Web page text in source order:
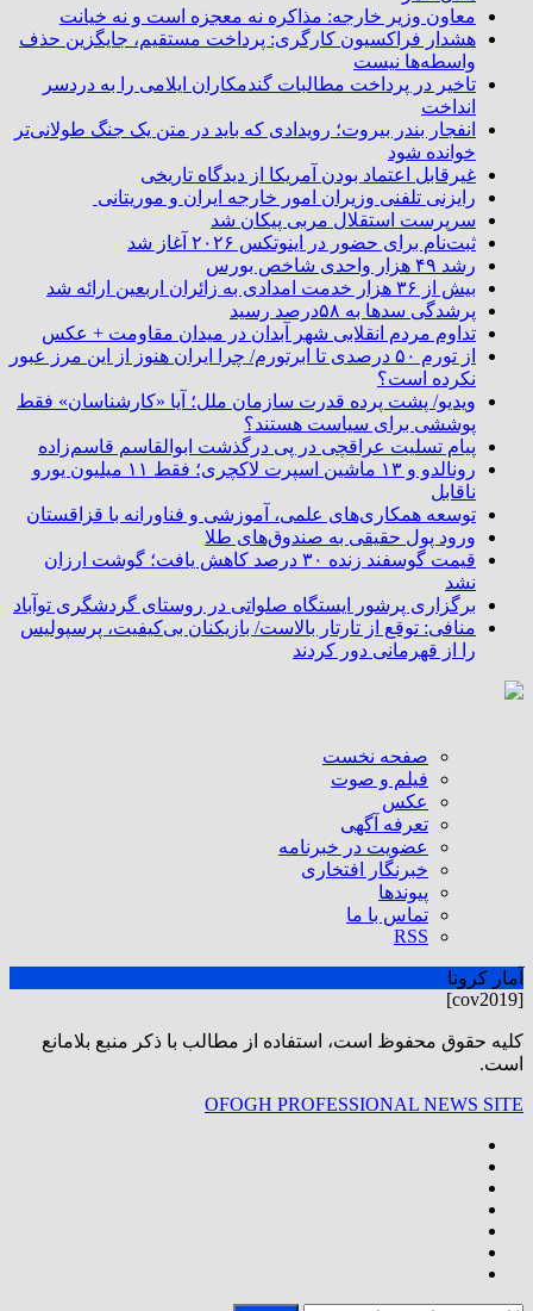
معاون وزیر خارجه: مذاکره نه معجزه است و نه خیانت
هشدار فراکسیون کارگری: پرداخت مستقیم، جایگزین حذف
واسطه‌ها نیست
تاخیر در پرداخت مطالبات گندمکاران ایلامی را به دردسر
انداخت
انفجار بندر بیروت؛ رویدادی که باید در متن یک جنگ طولانی‌تر
خوانده شود
غیرقابل اعتماد بودن آمریکا از دیدگاه تاریخی
رایزنی تلفنی وزیران امور خارجه ایران و موریتانی
سرپرست استقلال مربی پیکان شد
ثبت‌نام برای حضور در اینوتکس ۲۰۲۶ آغاز شد
رشد ۴۹ هزار واحدی شاخص بورس
بیش از ۳۶ هزار خدمت امدادی به زائران اربعین ارائه شد
پرشدگی سدها به ۵۸درصد رسید
تداوم مردم انقلابی شهر آبدان در میدان مقاومت + عکس
از تورم ۵۰ درصدی تا ابرتورم/ چرا ایران هنوز از این مرز عبور
نکرده است؟
ویدیو/ پشت پرده قدرت سازمان ملل؛ آیا «کارشناسان» فقط
پوششی برای سیاست هستند؟
پیام تسلیت عراقچی در پی درگذشت ابوالقاسم قاسم‌زاده
رونالدو و ۱۳ ماشین اسپرت لاکچری؛ فقط ۱۱ میلیون یورو
ناقابل
توسعه همکاری‌های علمی، آموزشی و فناورانه با قزاقستان
ورود پول حقیقی به صندوق‌های طلا
قیمت گوسفند زنده ۳۰ درصد کاهش یافت؛ گوشت ارزان
نشد
برگزاری پرشور ایستگاه صلواتی در روستای گردشگری توآباد
منافی: توقع از تارتار بالاست/ بازیکنان بی‌کیفیت، پرسپولیس
را از قهرمانی دور کردند
صفحه نخست
فیلم و صوت
عکس
تعرفه آگهی
عضویت در خبرنامه
خبرنگار افتخاری
پیوندها
تماس با ما
RSS
آمار کرونا
[cov2019]
كليه حقوق محفوظ است، استفاده از مطالب با ذكر منبع بلامانع
است.
OFOGH PROFESSIONAL NEWS SITE